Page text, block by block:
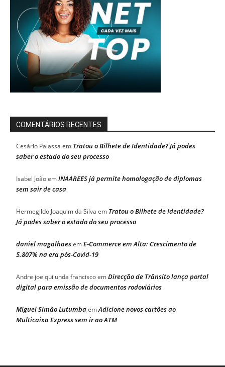
COMENTÁRIOS RECENTES
Cesário Palassa em Tratou o Bilhete de Identidade? Já podes
saber o estado do seu processo
Isabel JoãoemINAAREES já permite homologação de diplomas
sem sair de casa
Hermegildo Joaquim da Silva em Tratou o Bilhete de Identidade?
Já podes saber o estado do seu processo
daniel magalhaesemE-Commerce em Alta: Crescimento de
5.807% na era pós-Covid-19
Andre joe quilunda franciscoemDirecção de Trânsito lança portal
digital para emissão de documentos rodoviários
Miguel Simão LutumbaemAdicione novos cartões ao
Multicaixa Express sem ir ao ATM